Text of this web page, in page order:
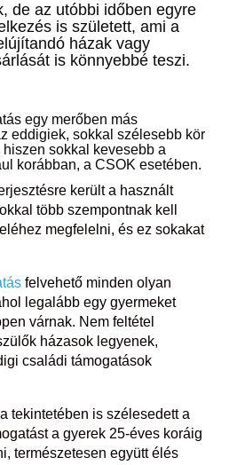
de az utóbbi időben egyre
is született, ami a
házak vagy
is könnyebbé teszi.
egy merőben más
eddigiek, sokkal szélesebb kör
sokkal kevesebb a
korábban, a CSOK esetében.
került a használt
több szempontnak kell
megfelelni, és ez sokakat
felvehető minden olyan
legalább egy gyermeket
várnak. Nem feltétel
házasok legyenek,
családi támogatások
tekintetében is szélesedett a
a gyerek 25-éves koráig
természetesen együtt élés